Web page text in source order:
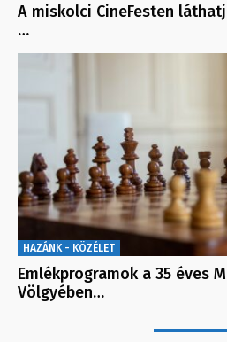
A miskolci CineFesten
…
HAZÁNK - KÖZÉLET
Emlékprogramok a 35 éves
Völgyében…